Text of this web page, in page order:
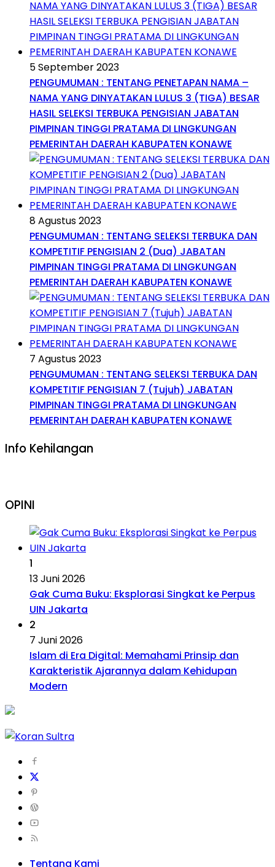
5 September 2023
PENGUMUMAN : TENTANG PENETAPAN NAMA –
NAMA YANG DINYATAKAN LULUS 3 (TIGA) BESAR
HASIL SELEKSI TERBUKA PENGISIAN JABATAN
PIMPINAN TINGGI PRATAMA DI LINGKUNGAN
PEMERINTAH DAERAH KABUPATEN KONAWE
8 Agustus 2023
PENGUMUMAN : TENTANG SELEKSI TERBUKA DAN
KOMPETITIF PENGISIAN 2 (Dua) JABATAN
PIMPINAN TINGGI PRATAMA DI LINGKUNGAN
PEMERINTAH DAERAH KABUPATEN KONAWE
7 Agustus 2023
PENGUMUMAN : TENTANG SELEKSI TERBUKA DAN
KOMPETITIF PENGISIAN 7 (Tujuh) JABATAN
PIMPINAN TINGGI PRATAMA DI LINGKUNGAN
PEMERINTAH DAERAH KABUPATEN KONAWE
Info Kehilangan
OPINI
1
13 Juni 2026
Gak Cuma Buku: Eksplorasi Singkat ke Perpus
UIN Jakarta
2
7 Juni 2026
Islam di Era Digital: Memahami Prinsip dan
Karakteristik Ajarannya dalam Kehidupan
Modern
Tentang Kami